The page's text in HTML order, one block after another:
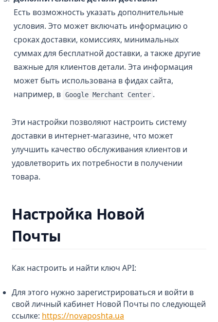
Есть возможность указать дополнительные
условия. Это может включать информацию о
сроках доставки, комиссиях, минимальных
суммах для бесплатной доставки, а также другие
важные для клиентов детали. Эта информация
может быть использована в фидах сайта,
например, в Google Merchant Center .
Эти настройки позволяют настроить систему
доставки в интернет-магазине, что может
улучшить качество обслуживания клиентов и
удовлетворить их потребности в получении
товара.
Настройка Новой
Почты
Как настроить и найти ключ API:
Для этого нужно зарегистрироваться и войти в
свой личный кабинет Новой Почты по следующей
ссылке: https://novaposhta.ua